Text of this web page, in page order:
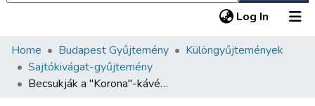
Log In (current)
Communities & Collections
All of DSpace
Home Budapest Gyűjtemény
Különgyűjtemények
Sajtókivágat-gyűjtemény
Becsukják a "Korona"-kávéházat